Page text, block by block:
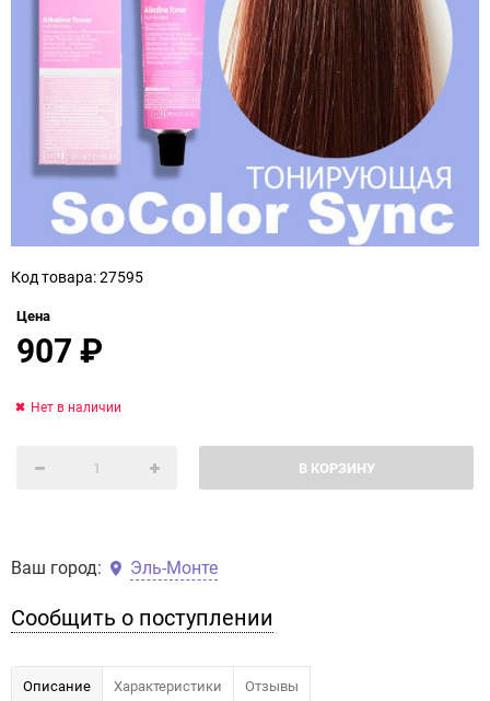
Код товара: 27595
Цена
907₽
В КОРЗИНУ
Нет в наличии
Ваш город: Эль-Монте
Сообщить о поступлении
Описание Характеристики Отзывы